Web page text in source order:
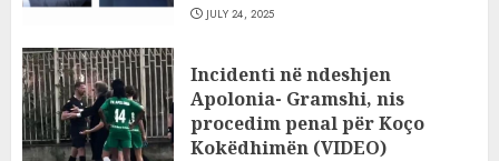
JULY 24, 2025
Incidenti në ndeshjen
Apolonia- Gramshi, nis
procedim penal për Koço
Kokëdhimën (VIDEO)